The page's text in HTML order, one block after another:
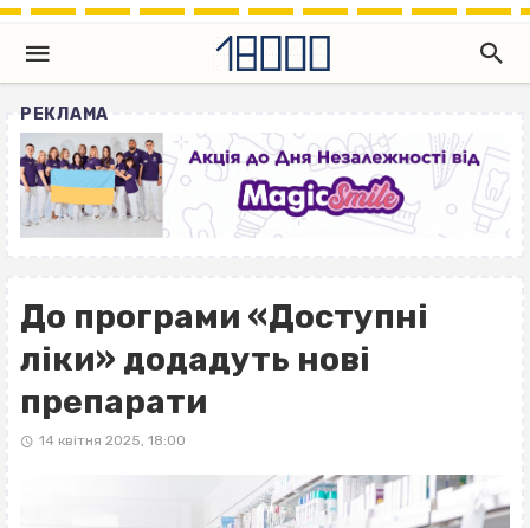
РЕКЛАМА
До програми «Доступні
ліки» додадуть нові
препарати
14 квітня 2025, 18:00